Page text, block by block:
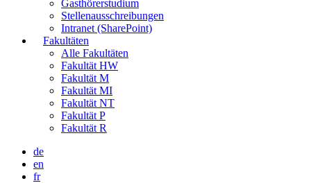
Gasthörerstudium
Stellenausschreibungen
Intranet (SharePoint)
Fakultäten
Alle Fakultäten
Fakultät HW
Fakultät M
Fakultät MI
Fakultät NT
Fakultät P
Fakultät R
de
en
fr